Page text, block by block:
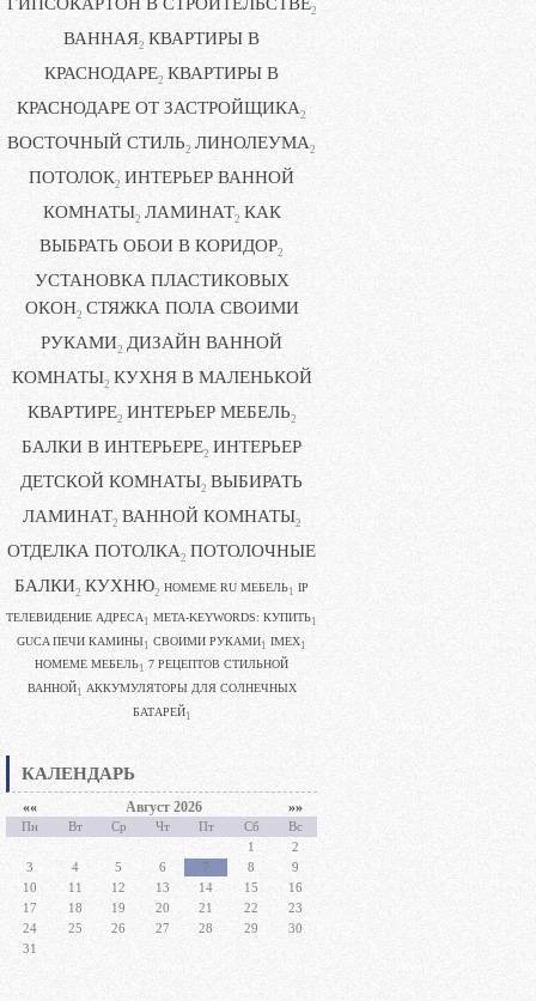
2
ВАННАЯ2 КВАРТИРЫ В
КРАСНОДАРЕ2 КВАРТИРЫ В
КРАСНОДАРЕ ОТ ЗАСТРОЙЩИКА2
ВОСТОЧНЫЙ СТИЛЬ2 ЛИНОЛЕУМА2
ПОТОЛОК2 ИНТЕРЬЕР ВАННОЙ
КОМНАТЫ2 ЛАМИНАТ2 КАК
ВЫБРАТЬ ОБОИ В КОРИДОР2
УСТАНОВКА ПЛАСТИКОВЫХ
ОКОН2 СТЯЖКА ПОЛА СВОИМИ
РУКАМИ2 ДИЗАЙН ВАННОЙ
КОМНАТЫ2 КУХНЯ В МАЛЕНЬКОЙ
КВАРТИРЕ2 ИНТЕРЬЕР МЕБЕЛЬ2
БАЛКИ В ИНТЕРЬЕРЕ2 ИНТЕРЬЕР
ДЕТСКОЙ КОМНАТЫ2 ВЫБИРАТЬ
ЛАМИНАТ2 ВАННОЙ КОМНАТЫ2
ОТДЕЛКА ПОТОЛКА2 ПОТОЛОЧНЫЕ
БАЛКИ2 КУХНЮ2 HOMEME RU МЕБЕЛЬ1 IP
ТЕЛЕВИДЕНИЕ АДРЕСА1 META-KEYWORDS: КУПИТЬ1
GUCA ПЕЧИ КАМИНЫ1 CВОИМИ РУКАМИ1 IMEX1
HOMEME МЕБЕЛЬ1 7 РЕЦЕПТОВ СТИЛЬНОЙ
ВАННОЙ1 АККУМУЛЯТОРЫ ДЛЯ СОЛНЕЧНЫХ
БАТАРЕЙ1
КАЛЕНДАРЬ
«« Август 2026 »»
Пн Вт Ср Чт Пт Сб
Вс
1
2
3
4 5 6 7 8
9
10
11 12 13 14 15
16
17
18 19 20 21 22
23
24
25 26 27 28 29
30
31